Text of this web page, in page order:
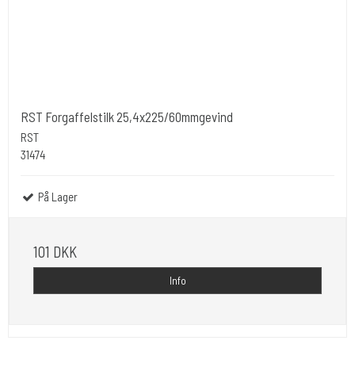
RST Forgaffelstilk 25,4x225/60mmgevind
RST
31474
På Lager
101 DKK
Info